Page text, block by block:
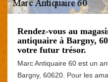
Rendez-vous au
antiquaire à Bargny,
votre futur trésor.
Marc Antiquaire 60 est un
Bargny, 60620. Pour les